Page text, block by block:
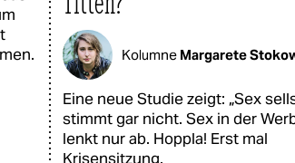
Kolumne Margarete
Eine neue Studie zeigt: „Sex
stimmt gar nicht. Sex in der
lenkt nur ab. Hoppla! Erst mal
Krisensitzung.